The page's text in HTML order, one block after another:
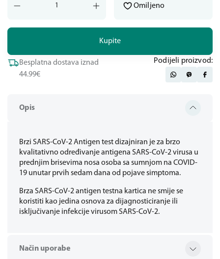
Opis
Brzi SARS-CoV-2 Antigen test dizajniran je za brzo
kvalitativno određivanje antigena SARS-CoV-2 virusa u
prednjim brisevima nosa osoba sa sumnjom na COVID-
19 unutar prvih sedam dana od pojave simptoma.
Brza SARS-CoV-2 antigen testna kartica ne smije se
koristiti kao jedina osnova za dijagnosticiranje ili
isključivanje infekcije virusom SARS-CoV-2.
Način uporabe
Kupite
Omiljeno
Besplatna dostava iznad
44.99€
Podijeli proizvod: